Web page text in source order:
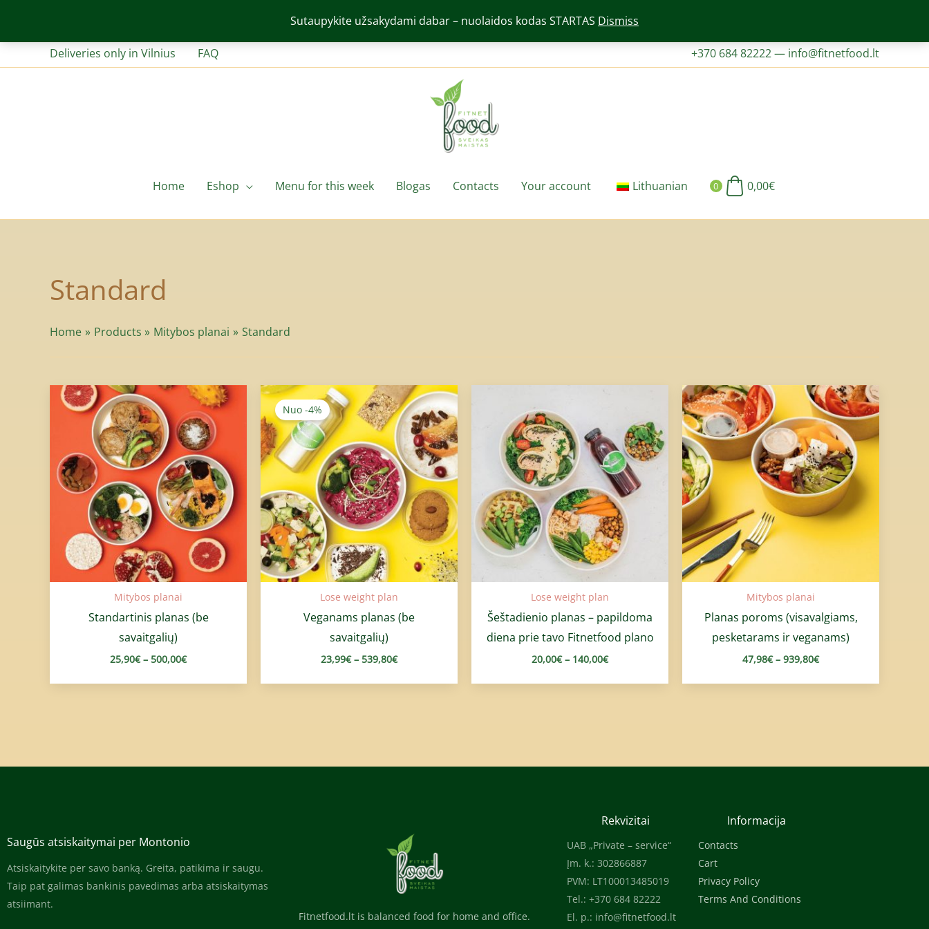
Sutaupykite užsakydami dabar – nuolaidos kodas STARTAS Dismiss
Deliveries only in Vilnius FAQ +370 684 82222— info@fitnetfood.lt
Home Eshop Menu for this week Blogas Contacts Your account Lithuanian 0 0,00€
Standard
Home Products Mitybos planai Standard
Mitybos planai
Standartinis planas (be
savaitgalių)
25,90€ – 500,00€
Price
range:
25,90€
through
500,00€
Nuo -4%
Lose weight plan
Veganams planas (be
savaitgalių)
23,99€ – 539,80€
Price
range:
23,99€
through
539,80€
Lose weight plan
Šeštadienio planas – papildoma
diena prie tavo Fitnetfood plano
20,00€ – 140,00€
through
140,00€
Mitybos planai
Planas poroms (visavalgiams,
pesketarams ir veganams)
47,98€ – 939,80€
Price
range:
47,98€
through
939,80€
Saugūs atsiskaitymai per Montonio
Atsiskaitykite per savo banką. Greita, patikima ir saugu.
Taip pat galimas bankinis pavedimas arba atsiskaitymas
atsiimant.
Fitnetfood.lt is balanced food for home and office.
Rekvizitai
UAB „Private – service“
Įm. k.: 302866887
PVM: LT100013485019
Tel.: +370 684 82222
El. p.: info@fitnetfood.lt
Informacija
Contacts
Cart
Privacy Policy
Terms And Conditions